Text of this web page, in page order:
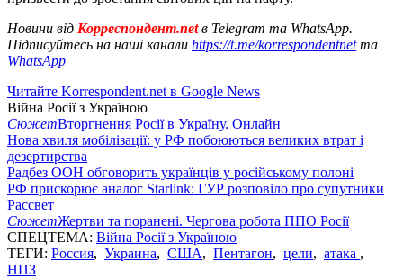
Новини від Корреспондент.netв Telegram та WhatsApp.
Підписуйтесь на наші канали https://t.me/korrespondentnetта
WhatsApp
Читайте Korrespondent.net в Google News
Війна Росії з Україною
СюжетВторгнення Росії в Україну. Онлайн
Нова хвиля мобілізації: у РФ побоюються великих втрат і
дезертирства
Радбез ООН обговорить українців у російському полоні
РФ прискорює аналог Starlink: ГУР розповіло про супутники
Рассвет
СюжетЖертви та поранені. Чергова робота ППО Росії
СПЕЦТЕМА: Війна Росії з Україною
ТЕГИ: Россия, Украина, США, Пентагон, цели, атака ,
НПЗ